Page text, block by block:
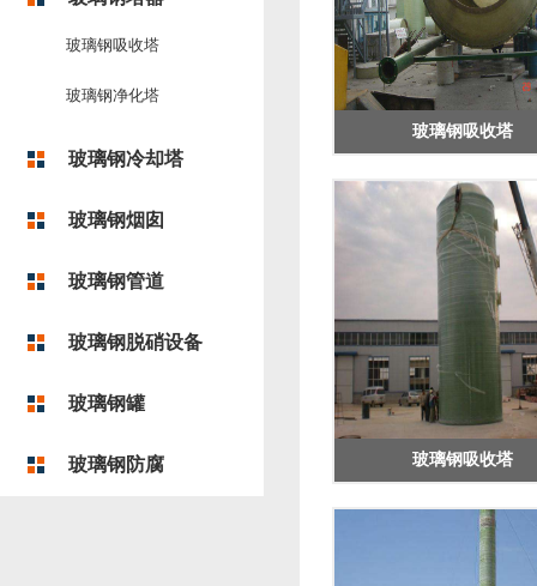
玻璃钢吸收塔
玻璃钢净化塔
玻璃钢冷却塔
玻璃钢烟囱
玻璃钢管道
玻璃钢脱硝设备
玻璃钢罐
玻璃钢防腐
玻璃钢吸收塔
玻璃钢吸收塔
玻璃钢吸收塔